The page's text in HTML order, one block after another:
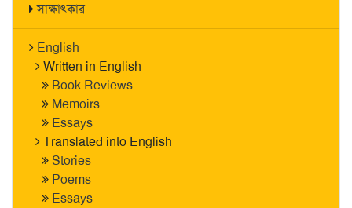
সাক্ষাৎকার
English
Written in English
Book Reviews
Memoirs
Essays
Translated into English
Stories
Poems
Essays